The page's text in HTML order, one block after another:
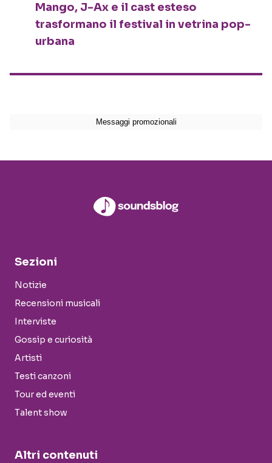
Mango, J-Ax e il cast esteso
trasformano il festival in vetrina pop-
urbana
Sezioni
Notizie
Recensioni musicali
Interviste
Gossip e curiosità
Artisti
Testi canzoni
Tour ed eventi
Talent show
Altri contenuti